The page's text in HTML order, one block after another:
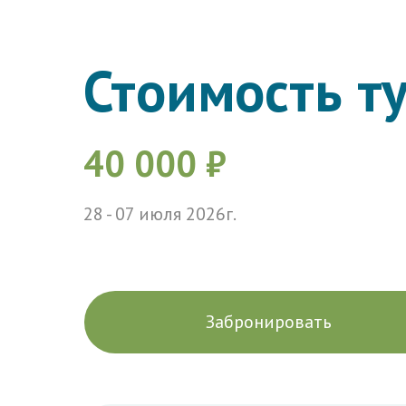
Стоимость
40 000 ₽
Забронировать
28 - 07 июля 2026г.